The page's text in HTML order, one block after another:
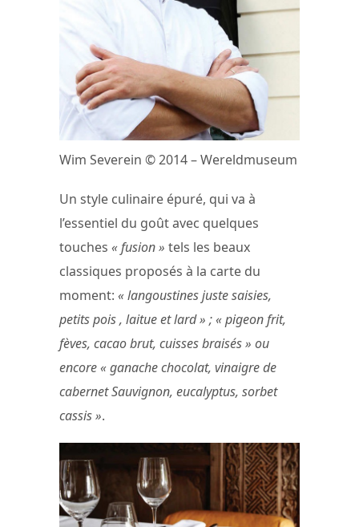
Wim Severein © 2014 – Wereldmuseum
Un style culinaire épuré, qui va à
l’essentiel du goût avec quelques
touches « fusion » tels les beaux
classiques proposés à la carte du
moment: « langoustines juste saisies,
petits pois , laitue et lard » ; « pigeon frit,
fèves, cacao brut, cuisses braisés » ou
encore « ganache chocolat, vinaigre de
cabernet Sauvignon, eucalyptus, sorbet
cassis ».